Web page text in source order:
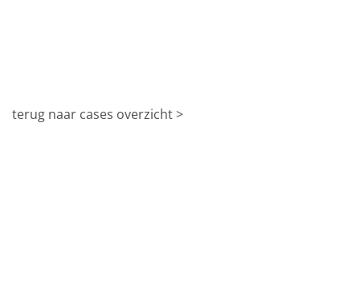
terug naar cases overzicht >